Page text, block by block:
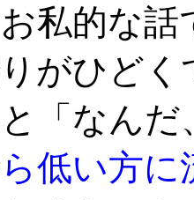
私的な話
がひどく
「なん
低い方に